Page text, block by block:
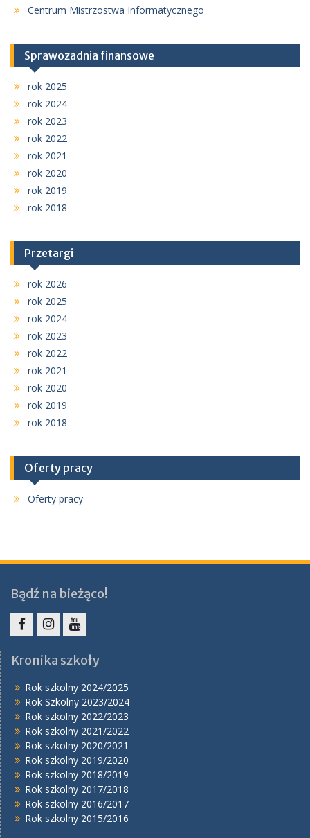
Centrum Mistrzostwa Informatycznego
Sprawozadnia finansowe
rok 2025
rok 2024
rok 2023
rok 2022
rok 2021
rok 2020
rok 2019
rok 2018
Przetargi
rok 2026
rok 2025
rok 2024
rok 2023
rok 2022
rok 2021
rok 2020
rok 2019
rok 2018
Oferty pracy
Oferty pracy
Bądź na bieżąco!
Kronika szkoły
Rok szkolny 2024/2025
Rok Szkolny 2023/2024
Rok szkolny 2022/2023
Rok szkolny 2021/2022
Rok szkolny 2020/2021
Rok szkolny 2019/2020
Rok szkolny 2018/2019
Rok szkolny 2017/2018
Rok szkolny 2016/2017
Rok szkolny 2015/2016